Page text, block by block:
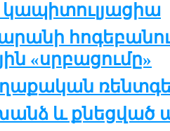
«սրբացումը»
և քնեցված